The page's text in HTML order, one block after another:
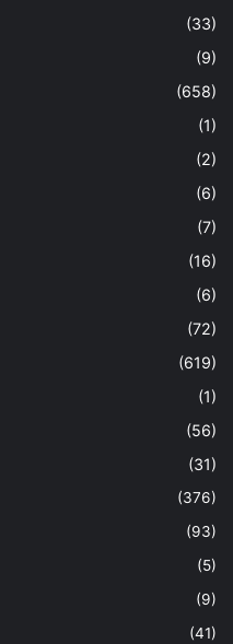
(33)
(9)
(658)
(1)
(2)
(6)
(7)
(16)
(6)
(72)
(619)
(1)
(56)
(31)
(376)
(93)
(5)
(9)
(41)